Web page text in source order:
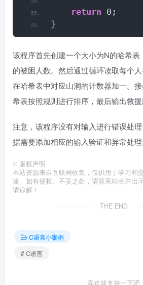
return 0;
}
该程序首先创建一个大小为N的哈希表
的被困人数。然后通过循环读取每个
在哈希表中对应山洞的计数器加一。
希表按照规则进行排序，最后输出救援
注意，该程序没有对输入进行错误处
据需要添加相应的输入验证和异常处理
© 版权声明
本站资源来自互联网收集，仅供用于学习和
途。如有侵权、不妥之处，请联系站长并出
请谅解！
THE END
C语言小案例
# C语言
喜欢就支持一下吧